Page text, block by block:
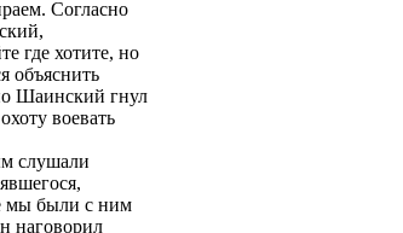
Согласно
где хотите, но
объяснить
Шаинский гнул
воевать
слушали
мы были с ним
наговорил